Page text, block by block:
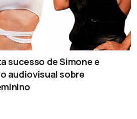
sucesso de Simone e
audiovisual sobre